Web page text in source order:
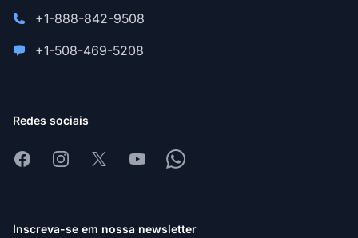
+1-888-842-9508
+1-508-469-5208
Redes sociais
FacebookInstagram
X YoutubeWhatsapp
Inscreva-se em nossa newsletter